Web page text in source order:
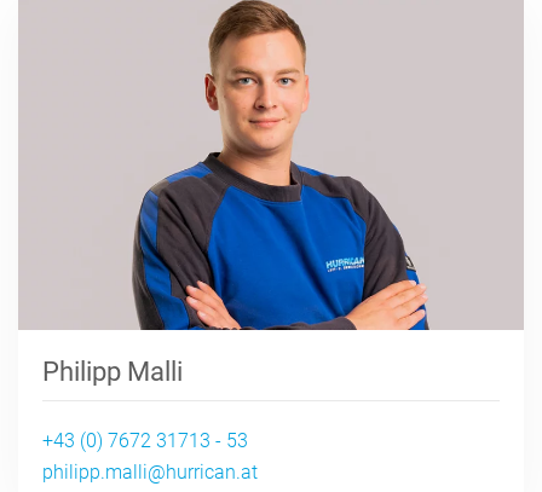
Philipp Malli
+43 (0) 7672 31713 - 53
philipp.malli@hurrican.at